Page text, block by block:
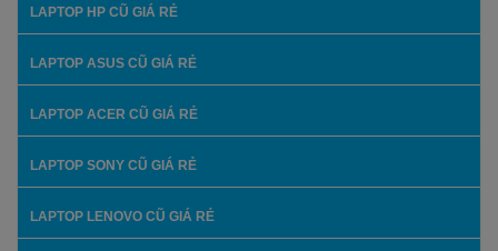
LAPTOP HP CŨ GIÁ RẺ
LAPTOP ASUS CŨ GIÁ RẺ
LAPTOP ACER CŨ GIÁ RẺ
LAPTOP SONY CŨ GIÁ RẺ
LAPTOP LENOVO CŨ GIÁ RẺ